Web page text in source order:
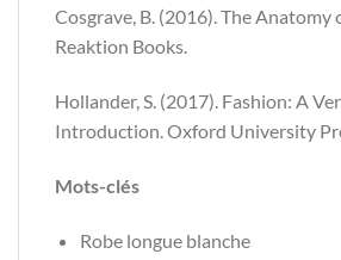
Cosgrave, B. (2016). The Anatomy
Reaktion Books.
Hollander, S. (2017). Fashion: A
Introduction. Oxford University
Mots-clés
Robe longue blanche